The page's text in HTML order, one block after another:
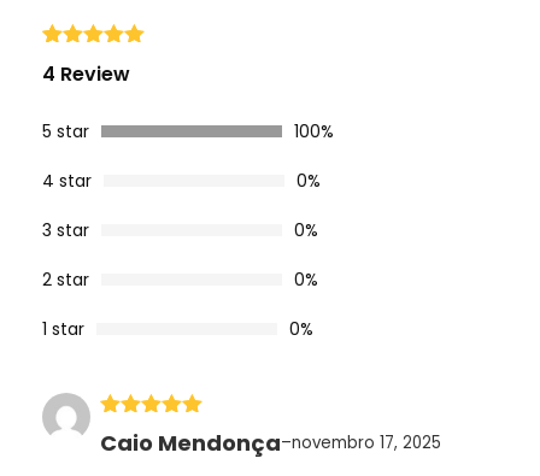
Avaliado
como5.00
em
de clientes
4 Review
5 star 100%
4 star 0%
3 star 0%
2 star 0%
1 star 0%
Avaliação
de 5
Caio Mendonça–novembro 17, 2025